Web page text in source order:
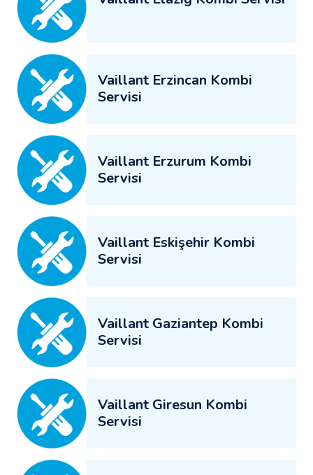
Vaillant Erzincan Kombi
Servisi
Vaillant Erzurum Kombi
Servisi
Vaillant Eskişehir Kombi
Servisi
Vaillant Gaziantep Kombi
Servisi
Vaillant Giresun Kombi
Servisi